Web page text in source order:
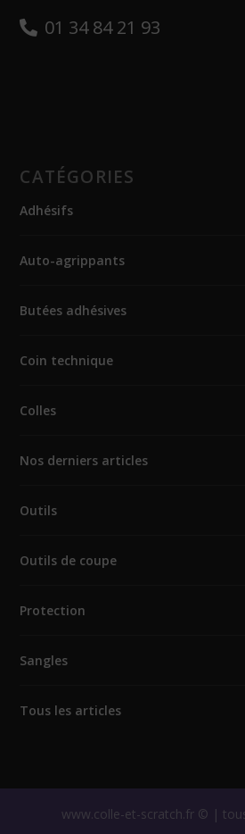
01 34 84 21 93
CATÉGORIES
Adhésifs
Auto-agrippants
Butées adhésives
Coin technique
Colles
Nos derniers articles
Outils
Outils de coupe
Protection
Sangles
Tous les articles
www.colle-et-scratch.fr © |